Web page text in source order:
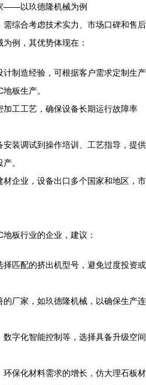
——以玖德隆机械为例
综合考虑技术实力、市场口碑和售后
例，其优势体现在：
制造经验，可根据客户需求定制生产
板生产。
工工艺，确保设备长期运行故障率
装调试到操作培训、工艺指导，提供
。
企业，设备出口多个国家和地区，市
板行业的企业，建议：
匹配的挤出机型号，避免过度投资或
厂家，如玖德隆机械，以确保生产连
字化智能控制等，选择具备升级空间
保化材料需求的增长，仿大理石板材